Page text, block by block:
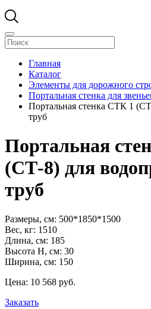
Главная
Каталог
Элементы для дорожного
Портальная стенка для
Портальная стенка СТК 1
труб
Портальная
(СТ-8) для
труб
Размеры, см: 500*1850*1500
Вес, кг: 1510
Длина, см: 185
Высота H, см: 30
Ширина, см: 150
Цена: 10 568 pуб.
Заказать